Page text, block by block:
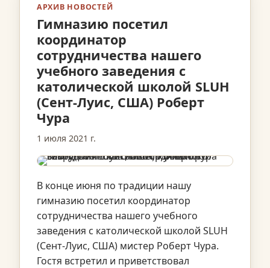
АРХИВ НОВОСТЕЙ
Гимназию посетил
координатор
сотрудничества нашего
учебного заведения с
католической школой SLUH
(Сент-Луис, США) Роберт
Чура
1 июля 2021 г.
В конце июня по традиции нашу
гимназию посетил координатор
сотрудничества нашего учебного
заведения с католической школой SLUH
(Сент-Луис, США) мистер Роберт Чура.
Гостя встретил и приветствовал